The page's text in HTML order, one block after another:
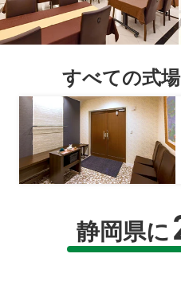
すべての式
静岡県に